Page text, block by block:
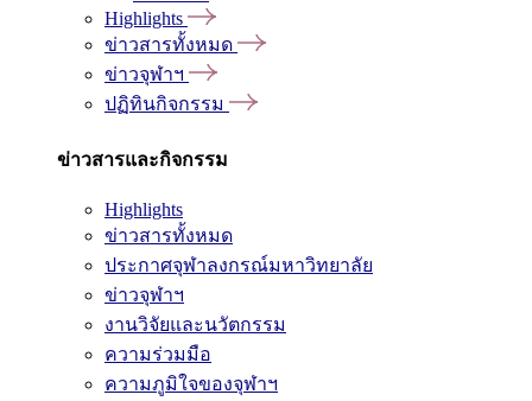
Highlights
ข่าวสารทั้งหมด
ข่าวจุฬาฯ
ปฏิทินกิจกรรม
ข่าวสารและกิจกรรม
Highlights
ข่าวสารทั้งหมด
ประกาศจุฬาลงกรณ์มหาวิทยาลัย
ข่าวจุฬาฯ
งานวิจัยและนวัตกรรม
ความร่วมมือ
ความภูมิใจของจุฬาฯ